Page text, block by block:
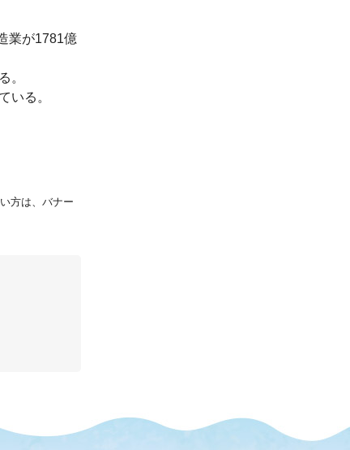
業が1781億
。
いる。
方は、バナー